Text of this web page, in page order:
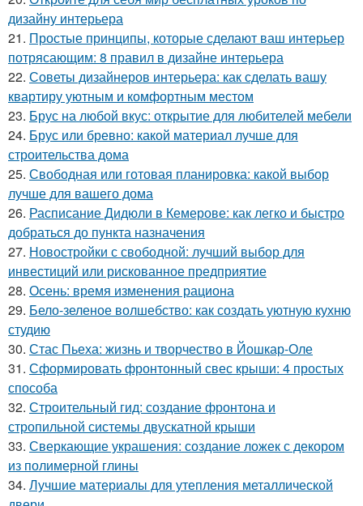
дизайну интерьера
21. Простые принципы, которые сделают ваш интерьер
потрясающим: 8 правил в дизайне интерьера
22. Советы дизайнеров интерьера: как сделать вашу
квартиру уютным и комфортным местом
23. Брус на любой вкус: открытие для любителей мебели
24. Брус или бревно: какой материал лучше для
строительства дома
25. Свободная или готовая планировка: какой выбор
лучше для вашего дома
26. Расписание Дидюли в Кемерове: как легко и быстро
добраться до пункта назначения
27. Новостройки с свободной: лучший выбор для
инвестиций или рискованное предприятие
28. Осень: время изменения рациона
29. Бело-зеленое волшебство: как создать уютную кухню
студию
30. Стас Пьеха: жизнь и творчество в Йошкар-Оле
31. Сформировать фронтонный свес крыши: 4 простых
способа
32. Строительный гид: создание фронтона и
стропильной системы двускатной крыши
33. Сверкающие украшения: создание ложек с декором
из полимерной глины
34. Лучшие материалы для утепления металлической